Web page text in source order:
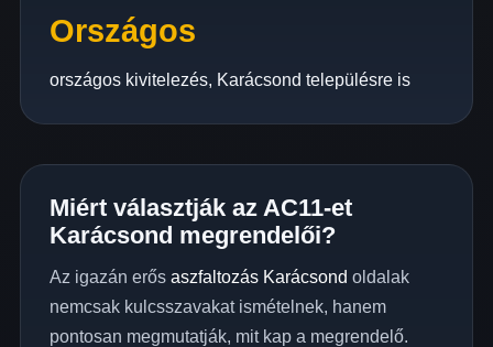
Országos
országos kivitelezés, Karácsond településre is
Miért választják az AC11-et
Karácsond megrendelői?
Az igazán erős aszfaltozás Karácsond oldalak
nemcsak kulcsszavakat ismételnek, hanem
pontosan megmutatják, mit kap a megrendelő.